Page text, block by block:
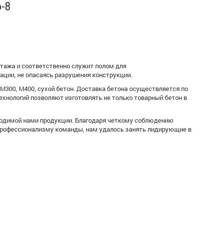
8
и соответственно служит полом для
не опасаясь разрушения конструкции.
М400, сухой бетон. Доставка бетона осуществляется по
позволяют изготовлять не только товарный бетон в
нами продукции. Благодаря четкому соблюдению
команды, нам удалось занять лидирующие в